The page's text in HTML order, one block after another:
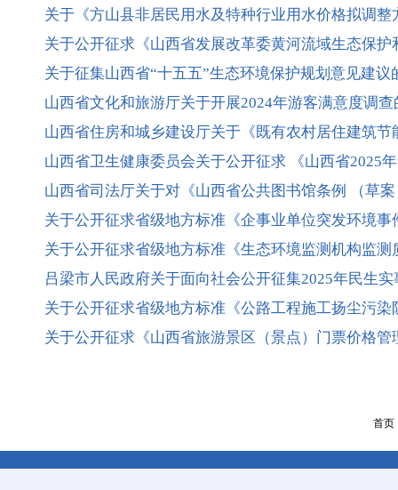
关于《方山县非居民用水及特种行业用水价格拟调整
关于公开征求《山西省发展改革委黄河流域生态保
关于征集山西省“十五五”生态环境保护规划意见建议
山西省文化和旅游厅关于开展2024年游客满意度调查
山西省住房和城乡建设厅关于《既有农村居住建筑
山西省卫生健康委员会关于公开征求 《山西省2025
山西省司法厅关于对《山西省公共图书馆条例 （草
关于公开征求省级地方标准《企事业单位突发环境
关于公开征求省级地方标准《生态环境监测机构监
吕梁市人民政府关于面向社会公开征集2025年民生
关于公开征求省级地方标准《公路工程施工扬尘污
关于公开征求《山西省旅游景区（景点）门票价格
首页